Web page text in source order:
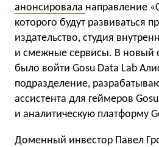
анонсировала направление
которого будут развиваться
издательство, студия
и смежные сервисы. В новый
было войти Gosu Data Lab
подразделение,
ассистента для геймеров
и аналитическую платформу
Доменный инвестор Павел